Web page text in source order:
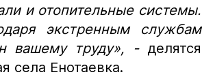
и отопительные системы.
экстренным службам
вашему труду»,
- делятся
села Енотаевка.